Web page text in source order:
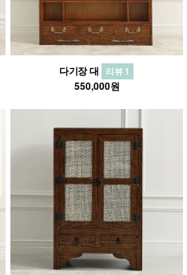
다기장 대 리뷰 1
550,000원